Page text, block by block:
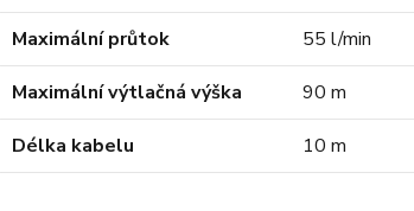
Maximální průtok 55 l/min
Maximální výtlačná výška 90 m
Délka kabelu 10 m